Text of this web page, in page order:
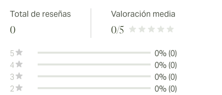
Total de reseñas
0
Valoración media
0/5
5
0% (0)
4
0% (0)
3
0% (0)
2
0% (0)